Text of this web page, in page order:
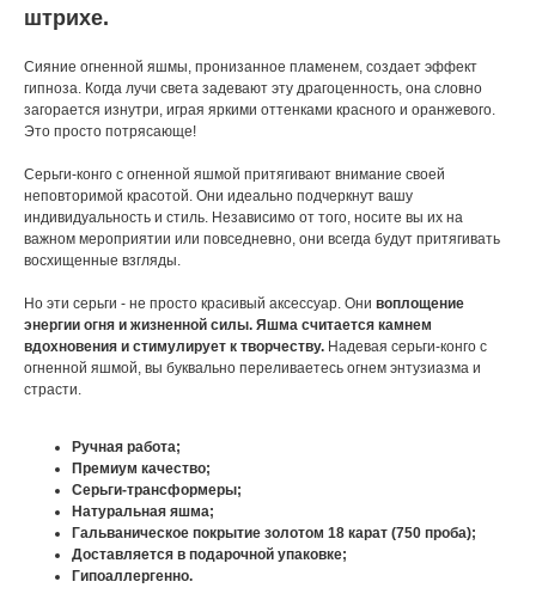
штрихе.
Сияние огненной яшмы, пронизанное пламенем, создает эффект
гипноза. Когда лучи света задевают эту драгоценность, она словно
загорается изнутри, играя яркими оттенками красного и оранжевого.
Это просто потрясающе!
Серьги-конго с огненной яшмой притягивают внимание своей
неповторимой красотой. Они идеально подчеркнут вашу
индивидуальность и стиль. Независимо от того, носите вы их на
важном мероприятии или повседневно, они всегда будут притягивать
восхищенные взгляды.
Но эти серьги - не просто красивый аксессуар. Они воплощение
энергии огня и жизненной силы. Яшма считается камнем
вдохновения и стимулирует к творчеству. Надевая серьги-конго с
огненной яшмой, вы буквально переливаетесь огнем энтузиазма и
страсти.
Ручная работа;
Премиум качество;
Серьги-трансформеры;
Натуральная яшма;
Гальваническое покрытие золотом 18 карат (750 проба);
Доставляется в подарочной упаковке;
Гипоаллергенно.